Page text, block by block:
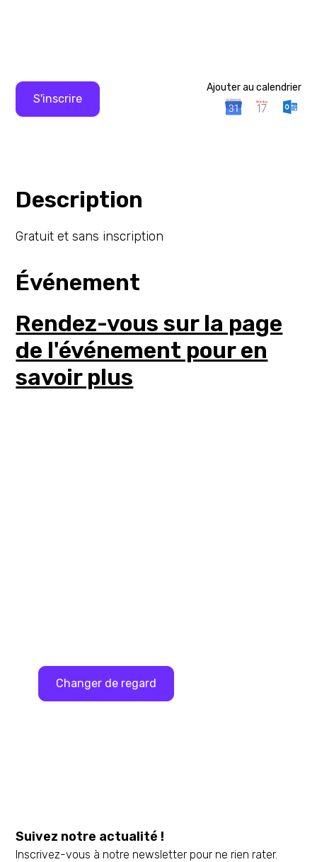
S'inscrire
Ajouter au calendrier
Description
Gratuit et sans inscription
Événement
Rendez-vous sur la page
de l'événement pour en
savoir plus
Changer de regard
Suivez notre actualité !
Inscrivez-vous à notre newsletter pour ne rien rater.